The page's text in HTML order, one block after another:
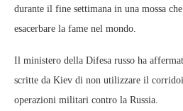
durante il fine settimana in una mossa
esacerbare la fame nel mondo.
Il ministero della Difesa russo ha
scritte da Kiev di non utilizzare il
operazioni militari contro la Russia.